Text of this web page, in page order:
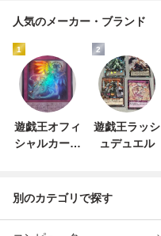
人気のメーカー・ブランド
1
遊戯王オフィ
シャルカード
ズ
2
遊戯王ラッシ
ュデュエル
別のカテゴリで探す